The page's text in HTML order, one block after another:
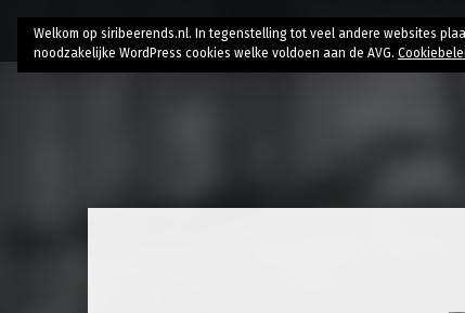
Home
Bio Research AI // Authenticity
Welkom op siribeerends.nl. In tegenstelling tot veel andere websites
noodzakelijke WordPress cookies welke voldoen aan de AVG.